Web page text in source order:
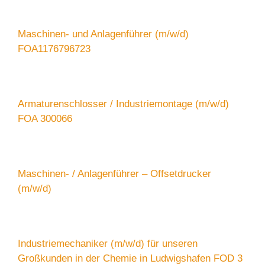
Maschinen- und Anlagenführer (m/w/d)
FOA1176796723
Armaturenschlosser / Industriemontage (m/w/d)
FOA 300066
Maschinen- / Anlagenführer – Offsetdrucker
(m/w/d)
Industriemechaniker (m/w/d) für unseren
Großkunden in der Chemie in Ludwigshafen FOD 3